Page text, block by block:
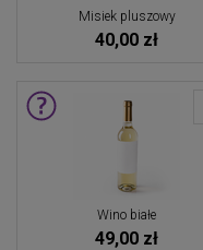
Misiek pluszowy
40,00 zł
Wino białe
49,00 zł